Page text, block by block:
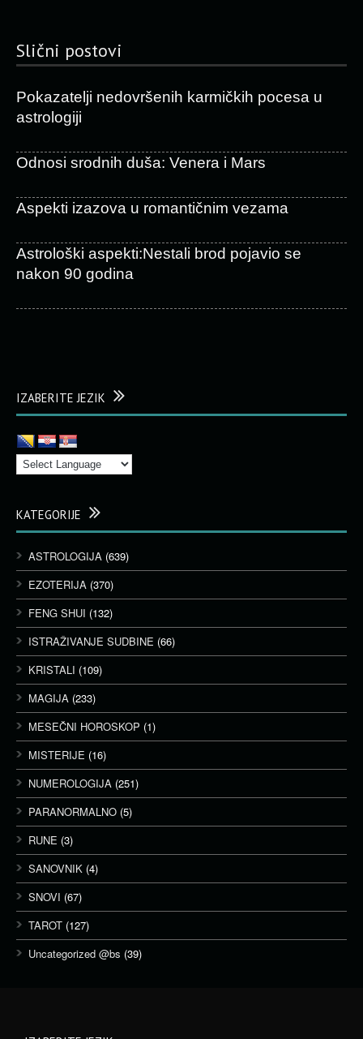
Slični postovi
Pokazatelji nedovršenih karmičkih pocesa u
astrologiji
Odnosi srodnih duša: Venera i Mars
Aspekti izazova u romantičnim vezama
Astrološki aspekti:Nestali brod pojavio se
nakon 90 godina
IZABERITE JEZIK
KATEGORIJE
ASTROLOGIJA (639)
EZOTERIJA (370)
FENG SHUI (132)
ISTRAŽIVANJE SUDBINE (66)
KRISTALI (109)
MAGIJA (233)
MESEČNI HOROSKOP (1)
MISTERIJE (16)
NUMEROLOGIJA (251)
PARANORMALNO (5)
RUNE (3)
SANOVNIK (4)
SNOVI (67)
TAROT (127)
Uncategorized @bs (39)